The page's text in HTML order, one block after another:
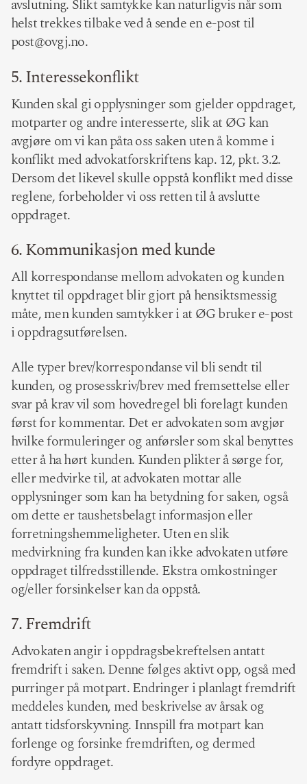
avslutning. Slikt samtykke kan naturligvis når som
helst trekkes tilbake ved å sende en e-post til
post@ovgj.no.
5. Interessekonflikt
Kunden skal gi opplysninger som gjelder oppdraget,
motparter og andre interesserte, slik at ØG kan
avgjøre om vi kan påta oss saken uten å komme i
konflikt med advokatforskriftens kap. 12, pkt. 3.2.
Dersom det likevel skulle oppstå konflikt med disse
reglene, forbeholder vi oss retten til å avslutte
oppdraget.
6. Kommunikasjon med kunde
All korrespondanse mellom advokaten og kunden
knyttet til oppdraget blir gjort på hensiktsmessig
måte, men kunden samtykker i at ØG bruker e-post
i oppdragsutførelsen.
Alle typer brev/korrespondanse vil bli sendt til
kunden, og prosesskriv/brev med fremsettelse eller
svar på krav vil som hovedregel bli forelagt kunden
først for kommentar. Det er advokaten som avgjør
hvilke formuleringer og anførsler som skal benyttes
etter å ha hørt kunden. Kunden plikter å sørge for,
eller medvirke til, at advokaten mottar alle
opplysninger som kan ha betydning for saken, også
om dette er taushetsbelagt informasjon eller
forretningshemmeligheter. Uten en slik
medvirkning fra kunden kan ikke advokaten utføre
oppdraget tilfredsstillende. Ekstra omkostninger
og/eller forsinkelser kan da oppstå.
7. Fremdrift
Advokaten angir i oppdragsbekreftelsen antatt
fremdrift i saken. Denne følges aktivt opp, også med
purringer på motpart. Endringer i planlagt fremdrift
meddeles kunden, med beskrivelse av årsak og
antatt tidsforskyvning. Innspill fra motpart kan
forlenge og forsinke fremdriften, og dermed
fordyre oppdraget.